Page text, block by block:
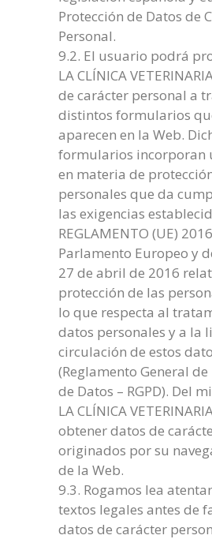
Protección de Datos de
Personal.
9.2. El usuario podrá
LA CLÍNICA
de carácter personal a
distintos formularios
aparecen en la Web.
formularios incorporan
en materia de
personales que da
las exigencias
REGLAMENTO (UE)
Parlamento Europeo y
27 de abril de 2016
protección de las
lo que respecta al
datos personales y a la
circulación de estos
(Reglamento General
de Datos – RGPD). Del
LA CLÍNICA
obtener datos de
originados por su
de la Web.
9.3. Rogamos lea
textos legales antes de
datos de carácter